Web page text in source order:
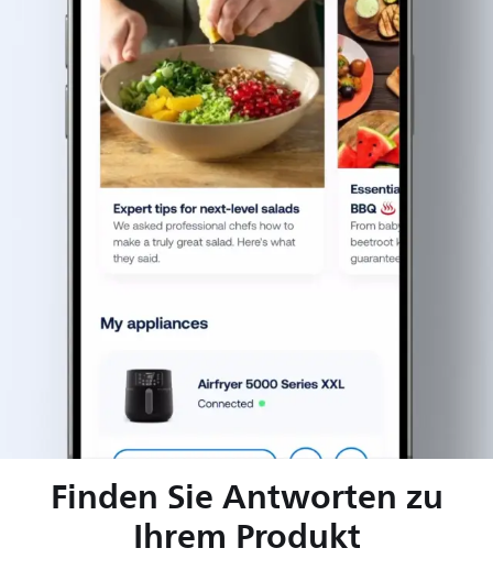
Finden Sie Antworten zu
Ihrem Produkt